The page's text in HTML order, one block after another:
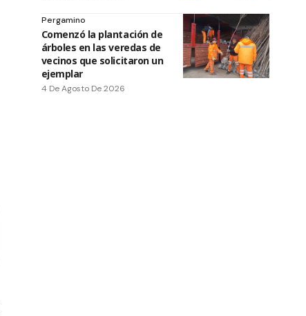
Pergamino
Comenzó la plantación de
árboles en las veredas de
vecinos que solicitaron un
ejemplar
4 De Agosto De 2026